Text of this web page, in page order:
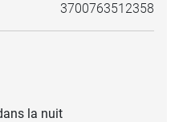
3700763512358
la nuit